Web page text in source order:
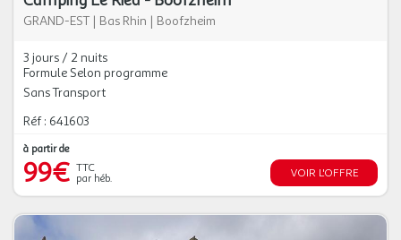
GRAND-EST | Bas Rhin | Boofzheim
3 jours / 2 nuits
Formule Selon programme
Sans Transport
Réf : 641603
à partir de
99€ TTC
par héb.
VOIR L'OFFRE